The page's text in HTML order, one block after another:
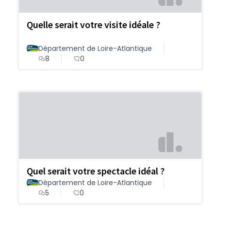
Quelle serait votre visite idéale ?
Département de Loire-Atlantique
8
0
Quel serait votre spectacle idéal ?
Département de Loire-Atlantique
5
0